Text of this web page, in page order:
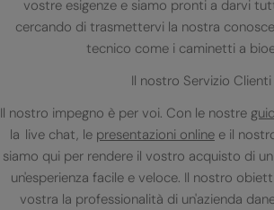
vostre esigenze e siamo pronti a darvi
cercando di trasmettervi la nostra
tecnico come i caminetti a
Il nostro Servizio Clienti
Il nostro impegno è per voi. Con le nostre
la live chat, le presentazioni online e il
siamo qui per rendere il vostro acquisto di
un'esperienza facile e veloce. Il nostro
vostra la professionalità di un'azienda